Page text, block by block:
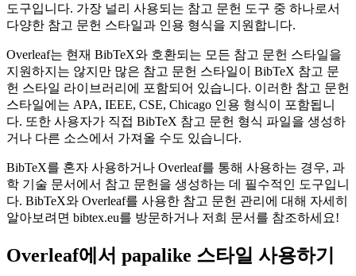
도구입니다. 가장 널리 사용되는 참고 문헌 도구 중 하나로서
다양한 참고 문헌 스타일과 인용 형식을 지원합니다.
Overleaf는 현재 BibTeX와 호환되는 모든 참고 문헌 스타일을
지원하지는 않지만 많은 참고 문헌 스타일이 BibTeX 참고 문
헌 스타일 라이브러리에 포함되어 있습니다. 이러한 참고 문헌
스타일에는 APA, IEEE, CSE, Chicago 인용 형식이 포함됩니
다. 또한 사용자가 직접 BibTeX 참고 문헌 형식 파일을 생성하
거나 다른 소스에서 가져올 수도 있습니다.
BibTeX를 혼자 사용하거나 Overleaf를 통해 사용하는 경우, 과
학 기술 문서에서 참고 문헌을 생성하는 데 필수적인 도구입니
다. BibTeX와 Overleaf를 사용한 참고 문헌 관리에 대해 자세히
알아보려면 bibtex.eu를 방문하거나 저희 문서를 참조하세요!
Overleaf에서 papalike 스타일 사용하기